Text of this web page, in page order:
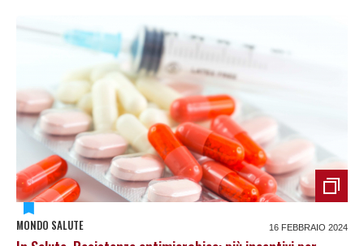
MONDO SALUTE 16 FEBBRAIO 2024